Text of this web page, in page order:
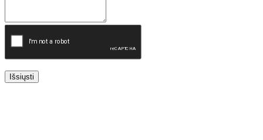
Išsiųsti